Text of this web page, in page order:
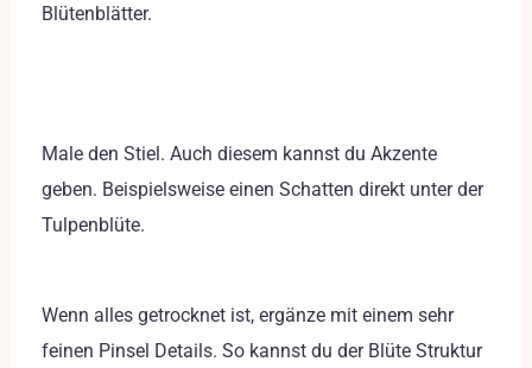
Blütenblätter.
Male den Stiel. Auch diesem kannst du Akzente
geben. Beispielsweise einen Schatten direkt unter der
Tulpenblüte.
Wenn alles getrocknet ist, ergänze mit einem sehr
feinen Pinsel Details. So kannst du der Blüte Struktur